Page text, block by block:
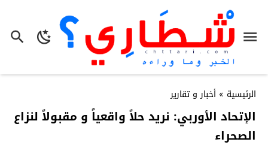
الرئيسية » أخبار و تقارير
الإتحاد الأوربي: نريد حلاً واقعياً و مقبولاً لنزاع
الصحراء